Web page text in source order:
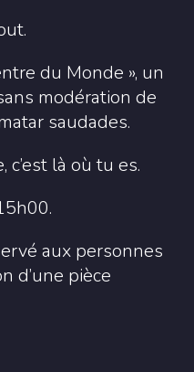
du Monde », un
modération de
saudades.
c’est là où tu es.
aux personnes
d’une pièce